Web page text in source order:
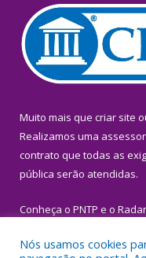
Muito mais que criar site
Realizamos uma
contrato que todas as
pública serão atendidas.
Conheça o PNTP e o
Nós usamos cookies